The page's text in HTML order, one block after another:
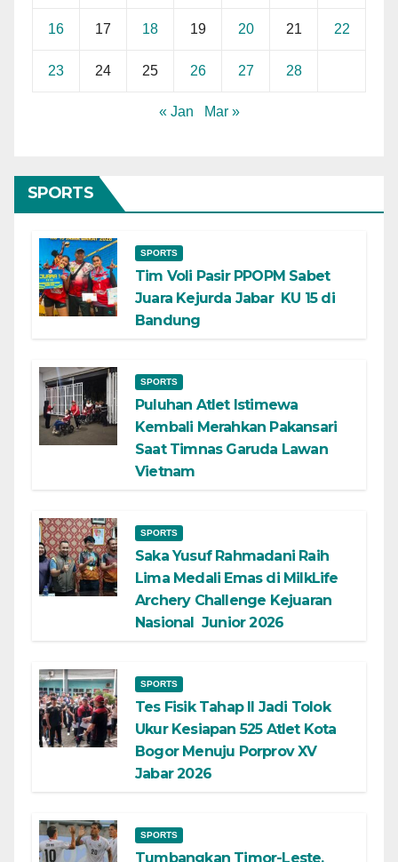
16 17 18 19 20 21 22
23 24 25 26 27 28
« Jan Mar »
SPORTS
SPORTS
Tim Voli Pasir PPOPM Sabet
Juara Kejurda Jabar KU 15 di
Bandung
SPORTS
Puluhan Atlet Istimewa
Kembali Merahkan Pakansari
Saat Timnas Garuda Lawan
Vietnam
SPORTS
Saka Yusuf Rahmadani Raih
Lima Medali Emas di MilkLife
Archery Challenge Kejuaran
Nasional Junior 2026
SPORTS
Tes Fisik Tahap II Jadi Tolok
Ukur Kesiapan 525 Atlet Kota
Bogor Menuju Porprov XV
Jabar 2026
SPORTS
Tumbangkan Timor-Leste,